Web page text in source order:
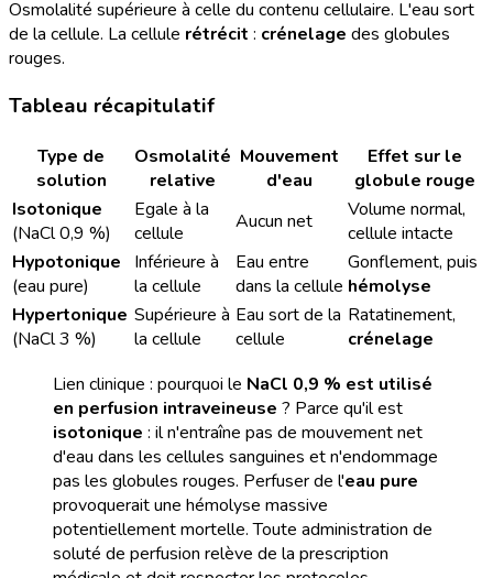
Osmolalité supérieure à celle du contenu cellulaire. L'eau sort
de la cellule. La cellule rétrécit : crénelage des globules
rouges.
Tableau récapitulatif
Type de
solution
Osmolalité
relative
Mouvement
d'eau
Effet sur le
globule rouge
Isotonique
(NaCl 0,9 %)
Egale à la
cellule
Aucun net
Volume normal,
cellule intacte
Hypotonique
(eau pure)
Inférieure à
la cellule
Eau entre
dans la cellule
Gonflement, puis
hémolyse
Hypertonique
(NaCl 3 %)
Supérieure à
la cellule
Eau sort de la
cellule
Ratatinement,
crénelage
Lien clinique : pourquoi le NaCl 0,9 % est utilisé
en perfusion intraveineuse ? Parce qu'il est
isotonique : il n'entraîne pas de mouvement net
d'eau dans les cellules sanguines et n'endommage
pas les globules rouges. Perfuser de l'eau pure
provoquerait une hémolyse massive
potentiellement mortelle. Toute administration de
soluté de perfusion relève de la prescription